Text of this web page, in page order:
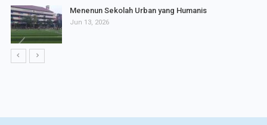
Menenun Sekolah Urban yang Humanis
Jun 13, 2026